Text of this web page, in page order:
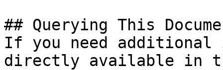
## Querying This
If you need
directly available in